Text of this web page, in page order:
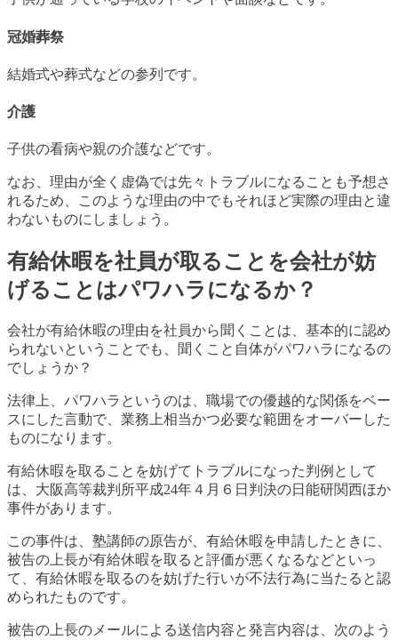
冠婚葬祭
結婚式や葬式などの参列です。
介護
子供の看病や親の介護などです。
なお、理由が全く虚偽では先々トラブルになることも予想さ
れるため、このような理由の中でもそれほど実際の理由と違
わないものにしましょう。
有給休暇を社員が取ることを会社が妨
げることはパワハラになるか？
会社が有給休暇の理由を社員から聞くことは、基本的に認め
られないということでも、聞くこと自体がパワハラになるの
でしょうか？
法律上、パワハラというのは、職場での優越的な関係をベー
スにした言動で、業務上相当かつ必要な範囲をオーバーした
ものになります。
有給休暇を取ることを妨げてトラブルになった判例として
は、大阪高等裁判所平成24年４月６日判決の日能研関西ほか
事件があります。
この事件は、塾講師の原告が、有給休暇を申請したときに、
被告の上長が有給休暇を取ると評価が悪くなるなどといっ
て、有給休暇を取るのを妨げた行いが不法行為に当たると認
められたものです。
被告の上長のメールによる送信内容と発言内容は、次のよう